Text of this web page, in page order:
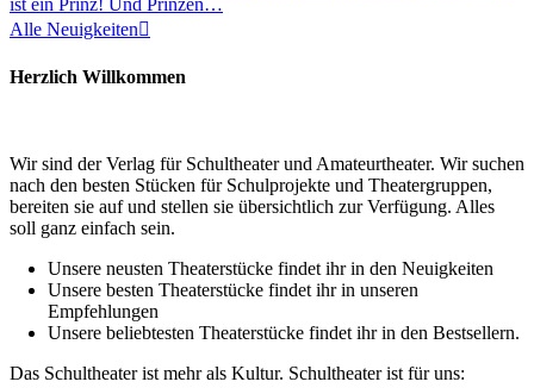
Alle Neuigkeiten
Herzlich Willkommen
Wir sind der Verlag für Schultheater und Amateurtheater. Wir suchen
nach den besten Stücken für Schulprojekte und Theatergruppen,
bereiten sie auf und stellen sie übersichtlich zur Verfügung. Alles
soll ganz einfach sein.
Unsere neusten Theaterstücke findet ihr in den Neuigkeiten
Unsere besten Theaterstücke findet ihr in unseren
Empfehlungen
Unsere beliebtesten Theaterstücke findet ihr in den Bestsellern.
Das Schultheater ist mehr als Kultur. Schultheater ist für uns: